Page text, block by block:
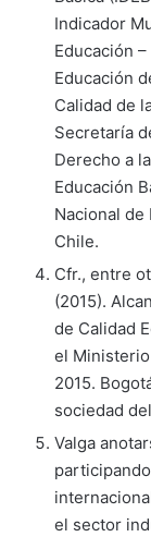
Indicador
Educación
Educación
Calidad de
Secretaría
Derecho a
Educación
Nacional de
Chile.
Cfr., entre
(2015).
de Calidad
el
2015.
sociedad
Valga
el sector